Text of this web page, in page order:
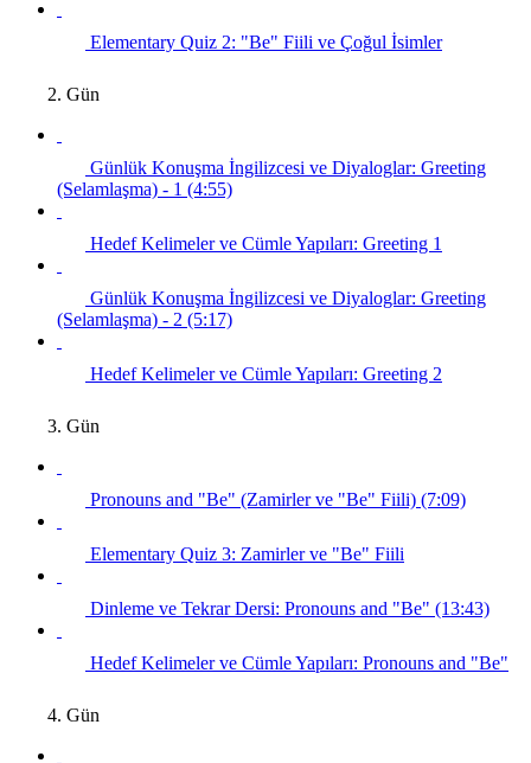
Elementary Quiz 2: "Be" Fiili ve Çoğul İsimler
2. Gün
Günlük Konuşma İngilizcesi ve Diyaloglar: Greeting
(Selamlaşma) - 1 (4:55)
Hedef Kelimeler ve Cümle Yapıları: Greeting 1
Günlük Konuşma İngilizcesi ve Diyaloglar: Greeting
(Selamlaşma) - 2 (5:17)
Hedef Kelimeler ve Cümle Yapıları: Greeting 2
3. Gün
Pronouns and "Be" (Zamirler ve "Be" Fiili) (7:09)
Elementary Quiz 3: Zamirler ve "Be" Fiili
Dinleme ve Tekrar Dersi: Pronouns and "Be" (13:43)
Hedef Kelimeler ve Cümle Yapıları: Pronouns and "Be"
4. Gün